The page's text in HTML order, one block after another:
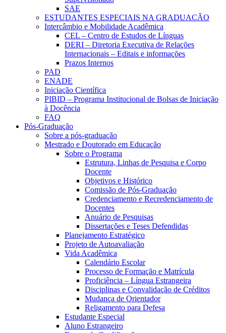
SAE
ESTUDANTES ESPECIAIS NA GRADUAÇÃO
Intercâmbio e Mobilidade Acadêmica
CEL – Centro de Estudos de Línguas
DERI – Diretoria Executiva de Relações
Internacionais – Editais e informações
Prazos Internos
PAD
ENADE
Iniciação Científica
PIBID – Programa Institucional de Bolsas de Iniciação
à Docência
FAQ
Pós-Graduação
Sobre a pós-graduação
Mestrado e Doutorado em Educação
Sobre o Programa
Estrutura, Linhas de Pesquisa e Corpo
Docente
Objetivos e Histórico
Comissão de Pós-Graduação
Credenciamento e Recredenciamento de
Docentes
Anuário de Pesquisas
Dissertações e Teses Defendidas
Planejamento Estratégico
Projeto de Autoavaliação
Vida Acadêmica
Calendário Escolar
Processo de Formação e Matrícula
Proficiência – Língua Estrangeira
Disciplinas e Convalidação de Créditos
Mudança de Orientador
Religamento para Defesa
Estudante Especial
Aluno Estrangeiro